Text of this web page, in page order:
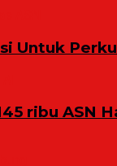
Untuk
ribu ASN